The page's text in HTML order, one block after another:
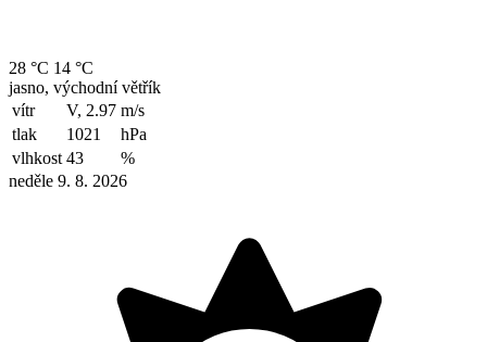
28 °C 14 °C
jasno, východní větřík
vítr
V, 2.97 m/s
tlak
1021
hPa
vlhkost 43
%
neděle 9. 8. 2026